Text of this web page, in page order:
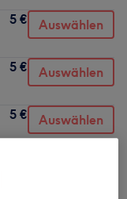
5 € Auswählen
5 € Auswählen
5 € Auswählen